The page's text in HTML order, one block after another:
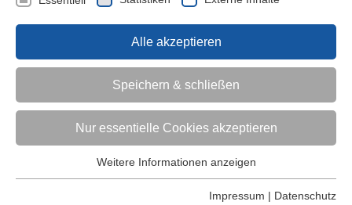
Kinder (0-6)
Grundschulkinder
Jugendliche
Alle akzeptieren
Speichern & schließen
Nur essentielle Cookies akzeptieren
Essentielle Cookies werden für grundlegende Funktionen der
Weitere Informationen anzeigen
Impressum | Datenschutz